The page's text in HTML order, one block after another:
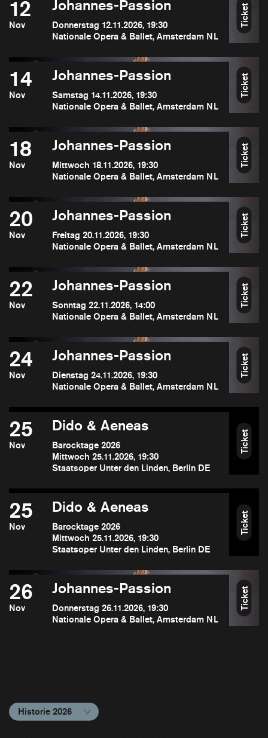
12
Nov
Johannes-Passion
Donnerstag 12.11.2026, 19:30
Nationale Opera & Ballet, Amsterdam NL
Ticket
14
Nov
Johannes-Passion
Samstag 14.11.2026, 19:30
Nationale Opera & Ballet, Amsterdam NL
Ticket
18
Nov
Johannes-Passion
Mittwoch 18.11.2026, 19:30
Nationale Opera & Ballet, Amsterdam NL
Ticket
20
Nov
Johannes-Passion
Freitag 20.11.2026, 19:30
Nationale Opera & Ballet, Amsterdam NL
Ticket
22
Nov
Johannes-Passion
Sonntag 22.11.2026, 14:00
Nationale Opera & Ballet, Amsterdam NL
Ticket
24
Nov
Johannes-Passion
Dienstag 24.11.2026, 19:30
Nationale Opera & Ballet, Amsterdam NL
Ticket
25
Nov
Dido & Aeneas
Barocktage 2026
Mittwoch 25.11.2026, 19:30
Staatsoper Unter den Linden, Berlin DE
Ticket
25
Nov
Dido & Aeneas
Barocktage 2026
Mittwoch 25.11.2026, 19:30
Staatsoper Unter den Linden, Berlin DE
Ticket
26
Nov
Johannes-Passion
Donnerstag 26.11.2026, 19:30
Nationale Opera & Ballet, Amsterdam NL
Ticket
Historie 2026